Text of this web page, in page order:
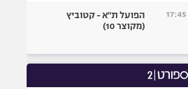
אופניים
כדורמים
פוטבול אמריקאי NFL
17:45
הפועל ת"א - קטוביץ
(מקוצר 10)